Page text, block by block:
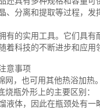
、分离和提取等过程，
的实用工具。它们具有
着科技的不断进步和应用
意事项
网，也可用其他热浴加热
烧瓶外形上的主要区别：
液体，因此在瓶颈处有